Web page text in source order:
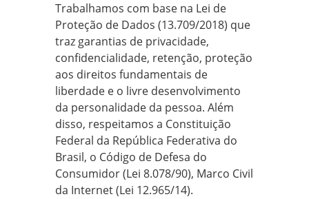
Trabalhamos com base na Lei de
Proteção de Dados (13.709/2018) que
traz garantias de privacidade,
confidencialidade, retenção, proteção
aos direitos fundamentais de
liberdade e o livre desenvolvimento
da personalidade da pessoa. Além
disso, respeitamos a Constituição
Federal da República Federativa do
Brasil, o Código de Defesa do
Consumidor (Lei 8.078/90), Marco Civil
da Internet (Lei 12.965/14).